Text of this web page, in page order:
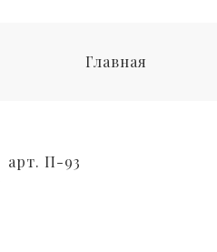
Главная
арт. П-93